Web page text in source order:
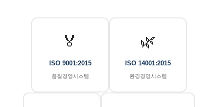
🏅
ISO 9001:2015
품질경영시스템
🌿
ISO 14001:2015
환경경영시스템